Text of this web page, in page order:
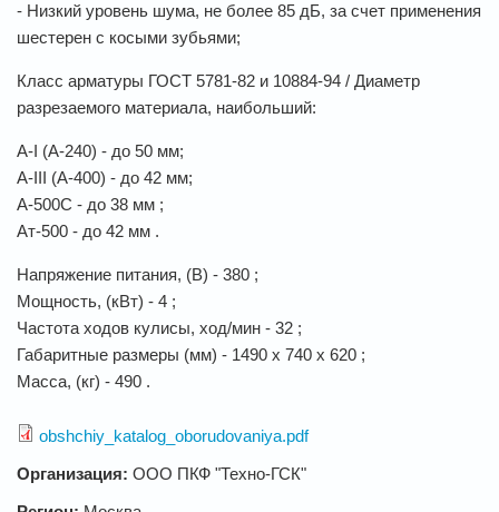
- Низкий уровень шума, не более 85 дБ, за счет применения
шестерен с косыми зубьями;
Класс арматуры ГОСТ 5781-82 и 10884-94 / Диаметр
разрезаемого материала, наибольший:
A-I (А-240) - до 50 мм;
A-III (А-400) - до 42 мм;
А-500С - до 38 мм ;
Ат-500 - до 42 мм .
Напряжение питания, (В) - 380 ;
Мощность, (кВт) - 4 ;
Частота ходов кулисы, ход/мин - 32 ;
Габаритные размеры (мм) - 1490 х 740 х 620 ;
Масса, (кг) - 490 .
obshchiy_katalog_oborudovaniya.pdf
Организация: ООО ПКФ "Техно-ГСК"